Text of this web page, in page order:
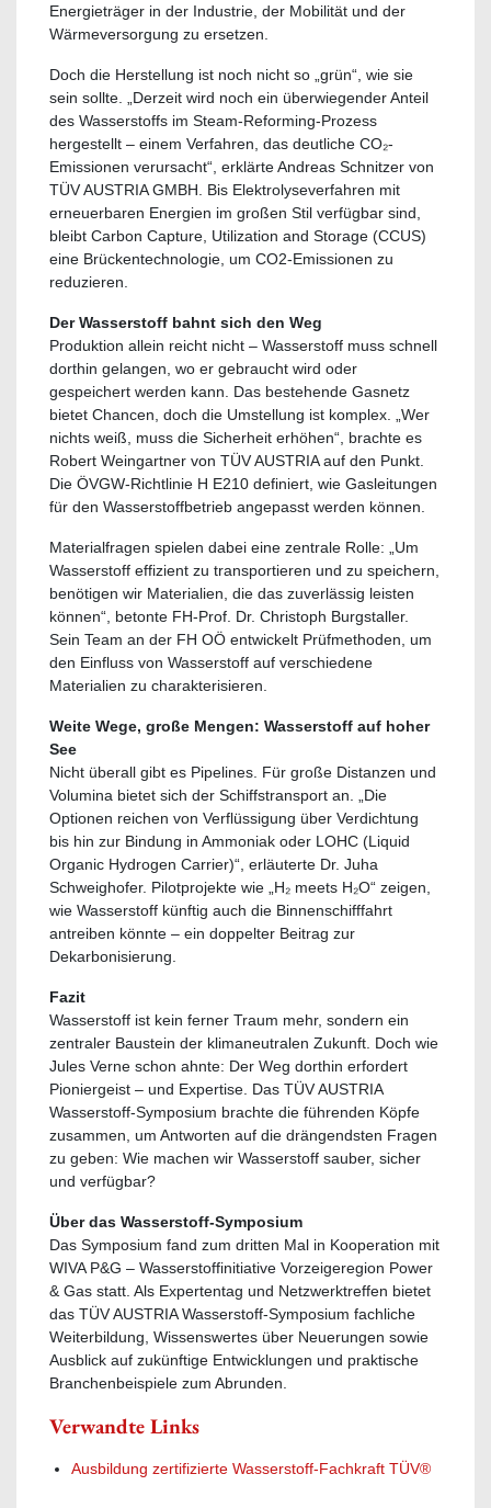
Energieträger in der Industrie, der Mobilität und der
Wärmeversorgung zu ersetzen.
Doch die Herstellung ist noch nicht so „grün“, wie sie
sein sollte. „Derzeit wird noch ein überwiegender Anteil
des Wasserstoffs im Steam-Reforming-Prozess
hergestellt – einem Verfahren, das deutliche CO₂-
Emissionen verursacht“, erklärte Andreas Schnitzer von
TÜV AUSTRIA GMBH. Bis Elektrolyseverfahren mit
erneuerbaren Energien im großen Stil verfügbar sind,
bleibt Carbon Capture, Utilization and Storage (CCUS)
eine Brückentechnologie, um CO2-Emissionen zu
reduzieren.
Der Wasserstoff bahnt sich den Weg
Produktion allein reicht nicht – Wasserstoff muss schnell
dorthin gelangen, wo er gebraucht wird oder
gespeichert werden kann. Das bestehende Gasnetz
bietet Chancen, doch die Umstellung ist komplex. „Wer
nichts weiß, muss die Sicherheit erhöhen“, brachte es
Robert Weingartner von TÜV AUSTRIA auf den Punkt.
Die ÖVGW-Richtlinie H E210 definiert, wie Gasleitungen
für den Wasserstoffbetrieb angepasst werden können.
Materialfragen spielen dabei eine zentrale Rolle: „Um
Wasserstoff effizient zu transportieren und zu speichern,
benötigen wir Materialien, die das zuverlässig leisten
können“, betonte FH-Prof. Dr. Christoph Burgstaller.
Sein Team an der FH OÖ entwickelt Prüfmethoden, um
den Einfluss von Wasserstoff auf verschiedene
Materialien zu charakterisieren.
Weite Wege, große Mengen: Wasserstoff auf hoher
See
Nicht überall gibt es Pipelines. Für große Distanzen und
Volumina bietet sich der Schiffstransport an. „Die
Optionen reichen von Verflüssigung über Verdichtung
bis hin zur Bindung in Ammoniak oder LOHC (Liquid
Organic Hydrogen Carrier)“, erläuterte Dr. Juha
Schweighofer. Pilotprojekte wie „H₂ meets H₂O“ zeigen,
wie Wasserstoff künftig auch die Binnenschifffahrt
antreiben könnte – ein doppelter Beitrag zur
Dekarbonisierung.
Fazit
Wasserstoff ist kein ferner Traum mehr, sondern ein
zentraler Baustein der klimaneutralen Zukunft. Doch wie
Jules Verne schon ahnte: Der Weg dorthin erfordert
Pioniergeist – und Expertise. Das TÜV AUSTRIA
Wasserstoff-Symposium brachte die führenden Köpfe
zusammen, um Antworten auf die drängendsten Fragen
zu geben: Wie machen wir Wasserstoff sauber, sicher
und verfügbar?
Über das Wasserstoff-Symposium
Das Symposium fand zum dritten Mal in Kooperation mit
WIVA P&G – Wasserstoffinitiative Vorzeigeregion Power
& Gas statt. Als Expertentag und Netzwerktreffen bietet
das TÜV AUSTRIA Wasserstoff-Symposium fachliche
Weiterbildung, Wissenswertes über Neuerungen sowie
Ausblick auf zukünftige Entwicklungen und praktische
Branchenbeispiele zum Abrunden.
Verwandte Links
Ausbildung zertifizierte Wasserstoff-Fachkraft TÜV®